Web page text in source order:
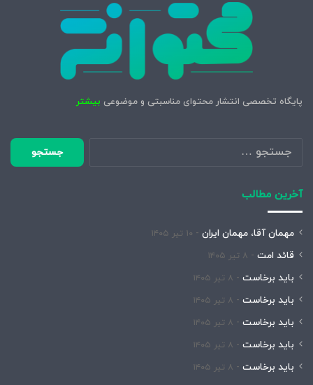
پایگاه تخصصی انتشار محتوای مناسبتی و موضوعی بیشتر
جستجو
برای:
آخرین مطالب
مهمان آقا، مهمان ایران ۱۰ تیر ۱۴۰۵
قائد امت ۸ تیر ۱۴۰۵
باید برخاست ۸ تیر ۱۴۰۵
باید برخاست ۸ تیر ۱۴۰۵
باید برخاست ۸ تیر ۱۴۰۵
باید برخاست ۸ تیر ۱۴۰۵
باید برخاست ۸ تیر ۱۴۰۵